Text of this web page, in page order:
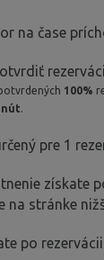
ha velký, do
Vede k
nedaleký
místům v
rádi podělíme!
na čase
100%
.
pre 1
získate
na stránke
po